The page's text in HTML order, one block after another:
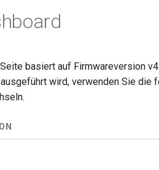
basiert auf Firmwareversion
wird, verwenden Sie die